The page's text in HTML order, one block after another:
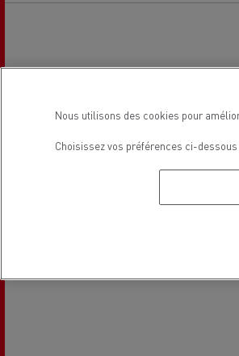
Nous utilisons des cookies pour
Choisissez vos préférences ci-